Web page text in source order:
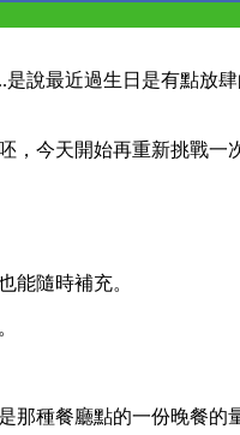
說最近過生日是有點放
，今天開始再重新挑戰一
能隨時補充。
種餐廳點的一份晚餐的